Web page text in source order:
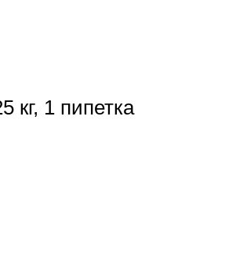
кг, 1 пипетка